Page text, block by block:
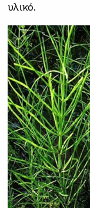
υλικό.